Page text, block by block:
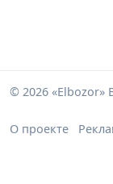
© 2026 «Elbozor»
О проекте